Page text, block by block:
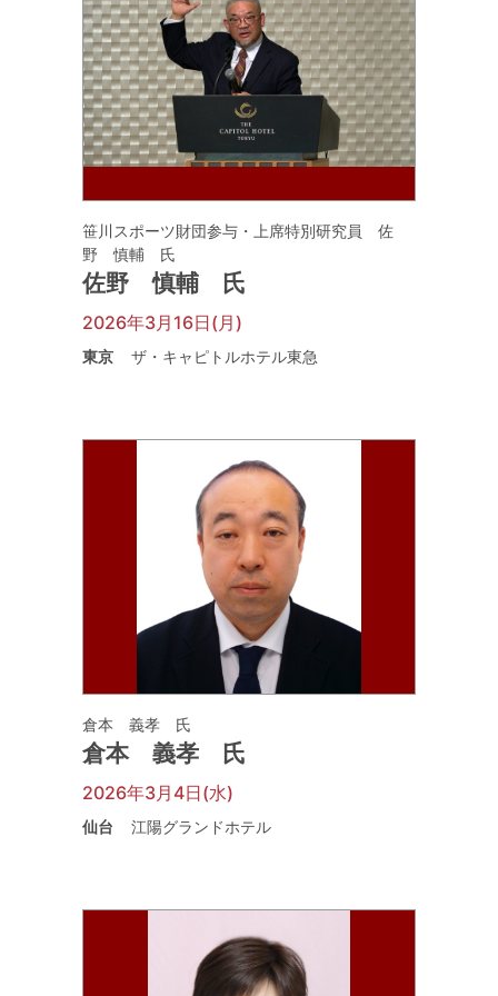
笹川スポーツ財団参与・上席特別研究員 佐
野 慎輔 氏
佐野 慎輔 氏
2026年3月16日(月)
東京 ザ・キャピトルホテル東急
倉本 義孝 氏
倉本 義孝 氏
2026年3月4日(水)
仙台 江陽グランドホテル